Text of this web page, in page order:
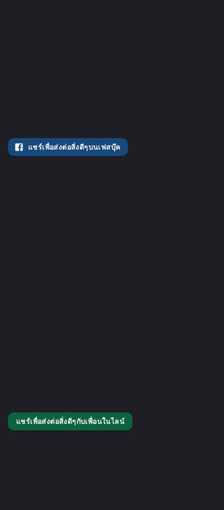
แชร์เพื่อส่งต่อสิ่งดีๆบนเฟสบุ๊ค
แชร์เพื่อส่งต่อสิ่งดีๆกับเพื่อนในไลน์